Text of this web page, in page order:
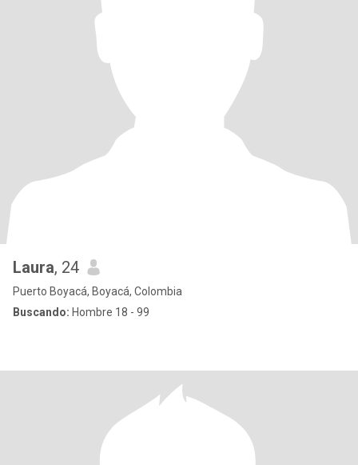
Laura, 24
Puerto Boyacá, Boyacá, Colombia
Buscando: Hombre 18 - 99